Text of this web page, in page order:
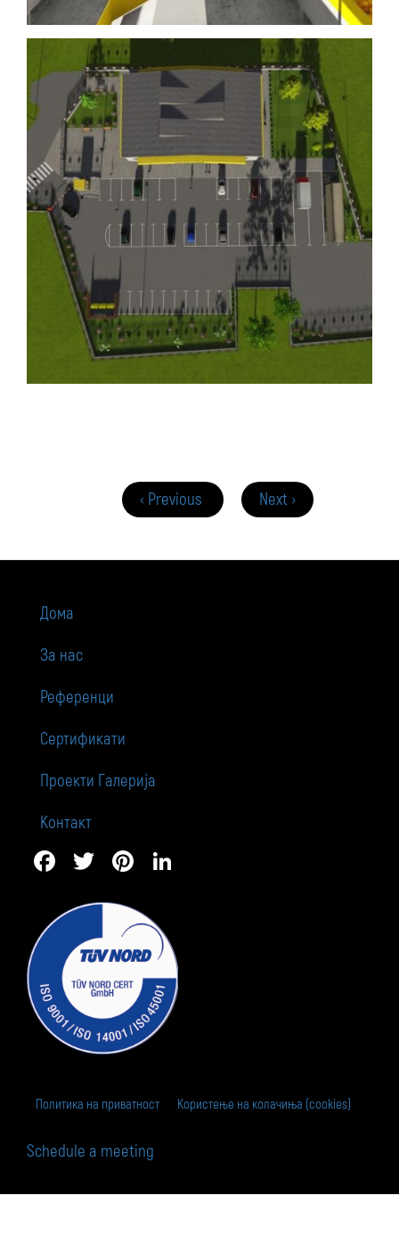
‹ Previous Next ›
Дома
За нас
Референци
Сертификати
Проекти Галерија
Контакт
FacebookTwitter Pinterest
Политика на приватност Користење на колачиња (cookies)
Schedule a meeting